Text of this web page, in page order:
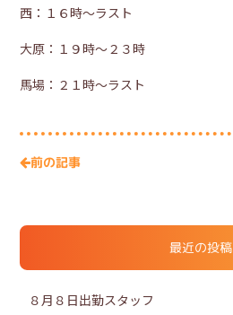
西：１６時～ラスト
大原：１９時～２３時
馬場：２１時～ラスト
前の記事
最近の投稿
８月８日出勤スタッフ